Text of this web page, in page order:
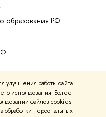
улучшения работы сайта
использования. Более
файлов cookies
обработки персональных
образования РФ